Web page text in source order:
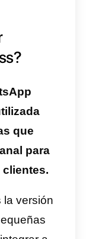
más directa
confundirse
una tercera y
para sacar
canal a nivel